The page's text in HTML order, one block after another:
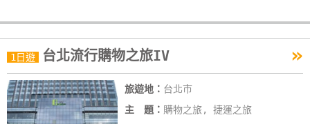
務
顧
客
1日遊 台北流行購物之旅IV »
旅遊地： 台北市
主 題： 購物之旅, 捷運之旅